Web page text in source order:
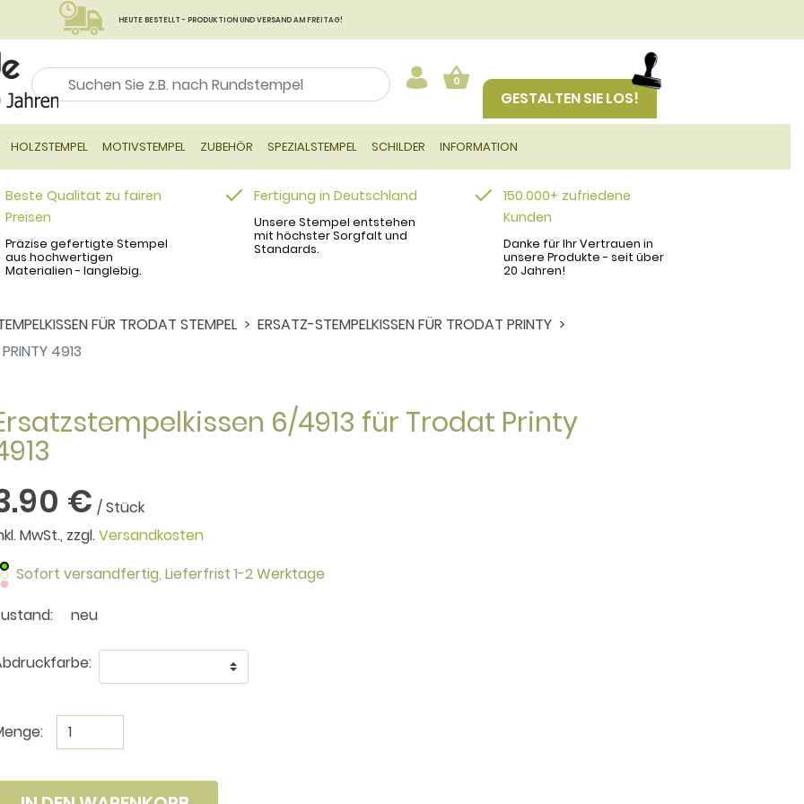
HEUTE BESTELLT - PRODUKTION UND VERSAND AM FREITAG!
0
GESTALTEN SIE LOS!
HOLZSTEMPEL MOTIVSTEMPEL ZUBEHÖR SPEZIALSTEMPEL SCHILDER INFORMATION
Beste Qualität zu fairen
Preisen
Präzise gefertigte Stempel
aus hochwertigen
Materialien - langlebig.
Fertigung in Deutschland
Unsere Stempel entstehen
mit höchster Sorgfalt und
Standards.
150.000+ zufriedene
Kunden
Danke für Ihr Vertrauen in
unsere Produkte - seit über
20 Jahren!
FÜR TRODAT STEMPEL
ERSATZ-STEMPELKISSEN FÜR TRODAT PRINTY
4913
6/4913 für Trodat Printy
€ / Stück
MwSt., zzgl.Versandkosten
Sofort versandfertig, Lieferfrist 1-2 Werktage
neu